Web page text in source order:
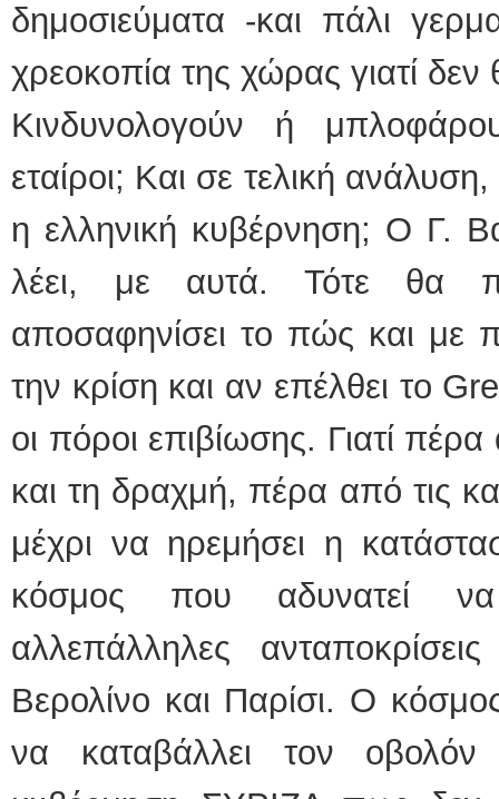
δημοσιεύματα -και πάλι
χρεοκοπία της χώρας γιατί
Κινδυνολογούν ή
εταίροι; Και σε τελική
η ελληνική κυβέρνηση; Ο Γ.
λέει, με αυτά. Τότε θα
αποσαφηνίσει το πώς και με
την κρίση και αν επέλθει το
οι πόροι επιβίωσης. Γιατί
και τη δραχμή, πέρα από τις
μέχρι να ηρεμήσει η
κόσμος που αδυνατεί
αλλεπάλληλες
Βερολίνο και Παρίσι. Ο
να καταβάλλει τον